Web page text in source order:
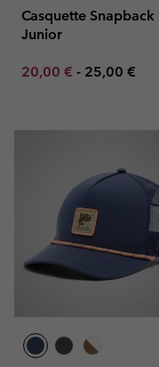
Casquette Snapback
Junior
Minimum sale price:
20,00 € - Maximum
25,00 €